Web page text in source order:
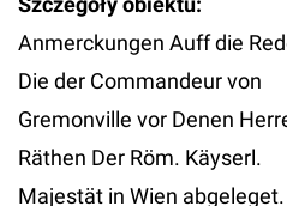
Anmerckungen Auff die
Die der Commandeur von
Gremonville vor Denen
Räthen Der Röm. Käyserl.
Majestät in Wien